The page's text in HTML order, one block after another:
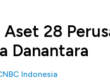
Aset 28
Danantara
Indonesia